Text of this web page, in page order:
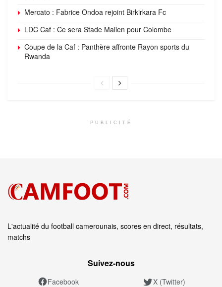
Mercato : Fabrice Ondoa rejoint Birkirkara Fc
LDC Caf : Ce sera Stade Malien pour Colombe
Coupe de la Caf : Panthère affronte Rayon sports du
Rwanda
PUBLICITÉ
L'actualité du football camerounais, scores en direct, résultats,
matchs
Suivez‑nous
Facebook X (Twitter)